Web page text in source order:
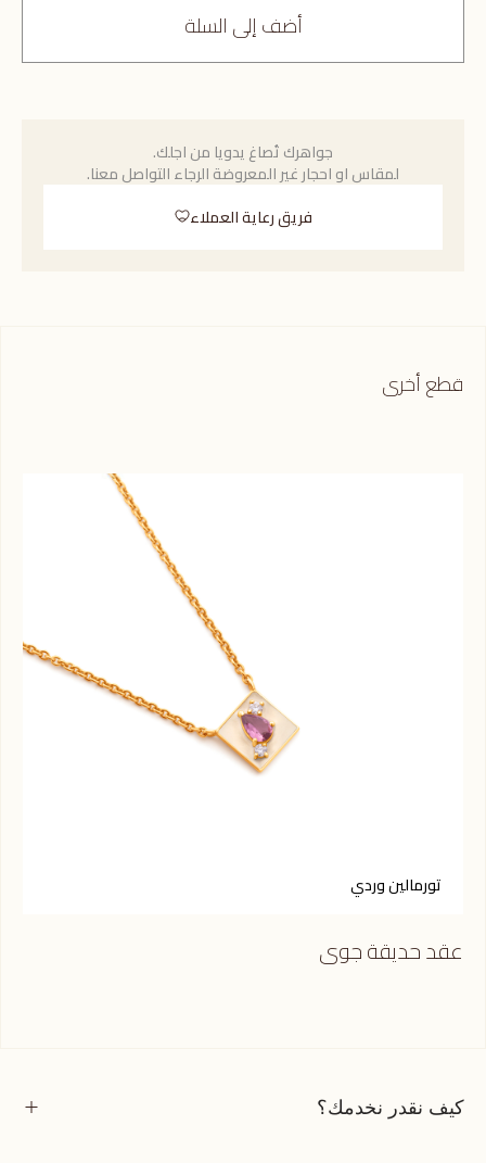
أضف إلى السلة
جواهرك تُصاغ يدويا من اجلك.
لمقاس او احجار غير المعروضة الرجاء التواصل معنا.
فريق رعاية العملاء
قطع أخرى
تورمالين وردي
عقد حديقة جوى
كيف نقدر نخدمك؟